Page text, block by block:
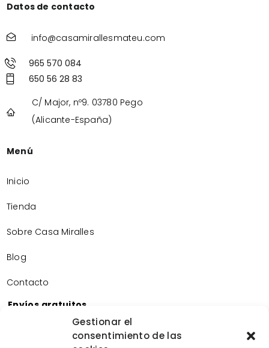
Gestionar el
consentimiento de las
Datos de contacto
info@casamirallesmateu.com
965 570 084
650 56 28 83
C/ Major, nº9. 03780 Pego
(Alicante-España)
Menú
Inicio
Tienda
Sobre Casa Miralles
Blog
Contacto
Envíos gratuitos
Envíos gratuitos por la compra de más de 60€.
Devoluciones gratuitas